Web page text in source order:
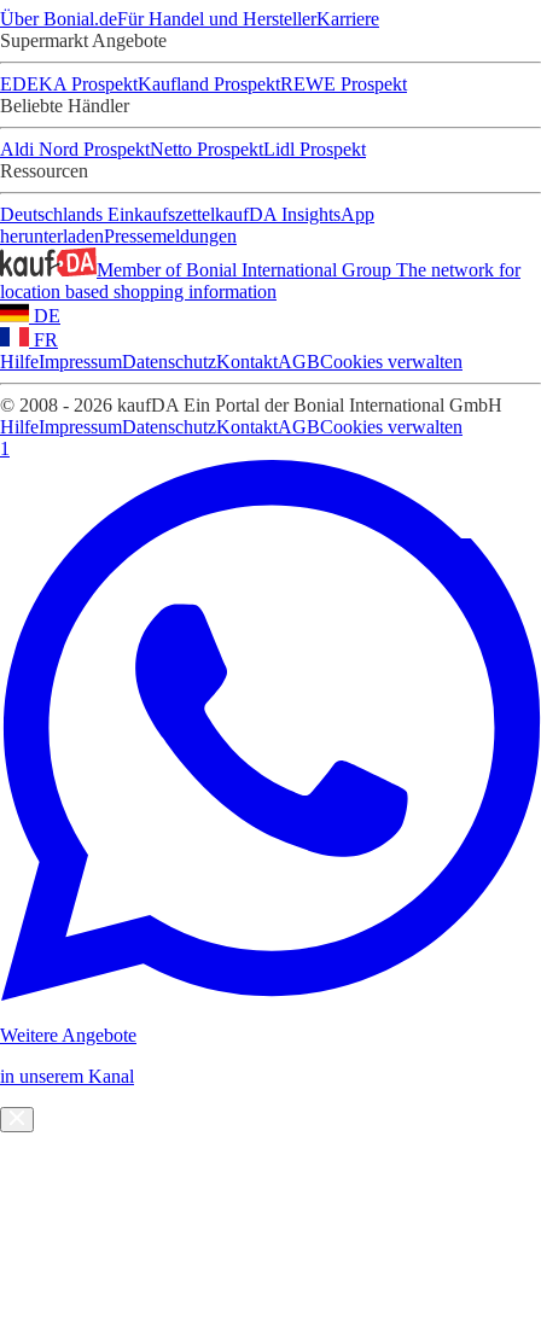
Über Bonial.deFür Handel und HerstellerKarriere
Supermarkt Angebote
EDEKA ProspektKaufland ProspektREWE Prospekt
Beliebte Händler
Aldi Nord ProspektNetto ProspektLidl Prospekt
Ressourcen
Deutschlands EinkaufszettelkaufDA InsightsApp
herunterladenPressemeldungen
Member of Bonial International Group The network for
location based shopping information
DE
FR
HilfeImpressumDatenschutzKontaktAGBCookies verwalten
© 2008 - 2026 kaufDA Ein Portal der Bonial International GmbH
HilfeImpressumDatenschutzKontaktAGBCookies verwalten
1
Weitere Angebote
in unserem Kanal